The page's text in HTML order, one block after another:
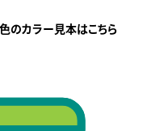
のカラー見本はこちら